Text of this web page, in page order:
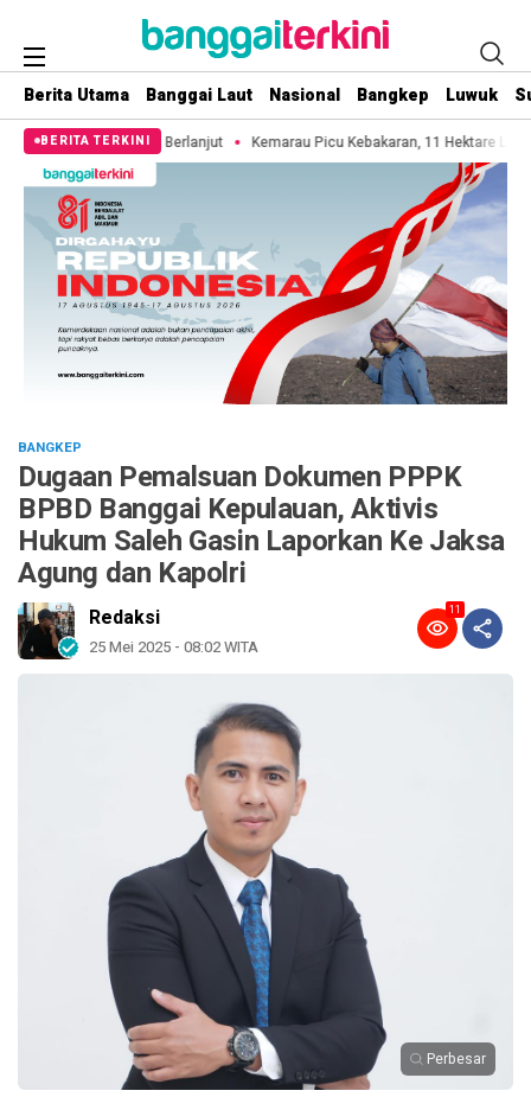
Berita Utama Banggai Laut Nasional Bangkep Luwuk
BERITA TERKINI
Kemarau Picu Kebakaran, 11 Hektare Lahan di Pulau 3B Bakalan
BANGKEP
Dugaan Pemalsuan Dokumen PPPK
BPBD Banggai Kepulauan, Aktivis
Hukum Saleh Gasin Laporkan Ke Jaksa
Agung dan Kapolri
Redaksi
25 Mei 2025 - 08:02 WITA
11
Perbesar